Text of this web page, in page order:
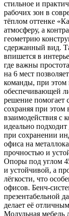
стильное и
рабочих зон в
тёплом оттенке
атмосферу, а
геометрию
сдержанный вид.
впишется в
где важны
на 6 мест
команды, при этом
обеспечивающей
решение помогает
сохраняя при этом
взаимодействия с
идеально подходит
при сохранении
офиса на
прочностью и
Опоры под углом
и устойчивой, а
лёгкости, что
офисов. Бенч-
презентабельной
делает её
Модульная мебель